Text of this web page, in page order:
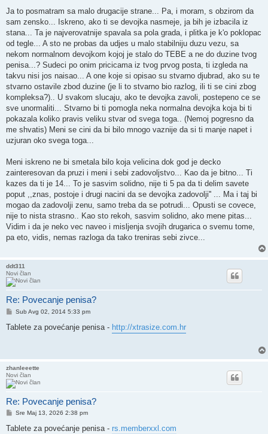
Ja to posmatram sa malo drugacije strane... Pa, i moram, s obzirom da
sam zensko... Iskreno, ako ti se devojka nasmeje, ja bih je izbacila iz
stana... Ta je najverovatnije spavala sa pola grada, i plitka je k'o poklopac
od tegle... A sto ne probas da udjes u malo stabilniju duzu vezu, sa
nekom normalnom devojkom kojoj je stalo do TEBE a ne do duzine tvog
penisa...? Sudeci po onim pricicama iz tvog prvog posta, ti izgleda na
takvu nisi jos naisao... A one koje si opisao su stvarno djubrad, ako su te
stvarno ostavile zbod duzine (je li to stvarno bio razlog, ili ti se cini zbog
kompleksa?).. U svakom slucaju, ako te devojka zavoli, postepeno ce se
sve unormaliti... Stvarno bi ti pomogla neka normalna devojka koja bi ti
pokazala koliko pravis veliku stvar od svega toga.. (Nemoj pogresno da
me shvatis) Meni se cini da bi bilo mnogo vaznije da si ti manje napet i
uzjuran oko svega toga...
Meni iskreno ne bi smetala bilo koja velicina dok god je decko
zainteresovan da pruzi i meni i sebi zadovoljstvo... Kao da je bitno... Ti
kazes da ti je 14... To je sasvim solidno, nije ti 5 pa da ti delim savete
poput ,,znas, postoje i drugi nacini da se devojka zadovolji'' ... Ma i taj bi
mogao da zadovolji zenu, samo treba da se potrudi... Opusti se covece,
nije to nista strasno.. Kao sto rekoh, sasvim solidno, ako mene pitas...
Vidim i da je neko vec naveo i misljenja svojih drugarica o svemu tome,
pa eto, vidis, nemas razloga da tako treniras sebi zivce...
ddt311
Novi član
Re: Povecanje penisa?
Post
Sub Avg 02, 2014 5:33 pm
Tablete za povećanje penisa - http://xtrasize.com.hr
zhanleeette
Novi član
Re: Povecanje penisa?
Post
Sre Maj 13, 2026 2:38 pm
Tablete za povećanje penisa - rs.memberxxl.com